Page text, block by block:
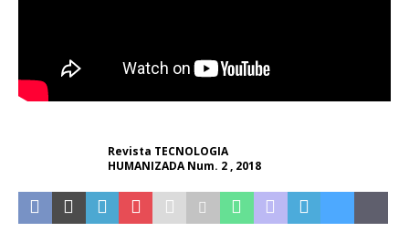
Revista TECNOLOGIA
HUMANIZADA Num. 2 , 2018